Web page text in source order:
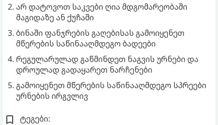
არ დატოვოთ საკვები ღია მდგომარეობაში
მაგიდაზე ან ქუჩაში
ბინაში ფანჯრების გაღებისას გამოიყენეთ
მწერების საწინააღმდეგო ბადეები
რეგულარულად გაწმინდეთ ნაგვის ურნები და
დროულად გადაყარეთ ნარჩენები
გამოიყენეთ მწერების საწინააღმდეგო სპრეები
ურნების ირგვლივ
ტეგები: